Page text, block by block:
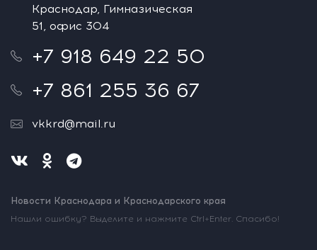
Краснодар, Гимназическая
51, офис 304
+7 918 649 22 50
+7 861 255 36 67
vkkrd@mail.ru
Новости Краснодара и Краснодарского края
Нашли ошибку? Выделите и нажмите Ctrl+Enter. Спасибо!